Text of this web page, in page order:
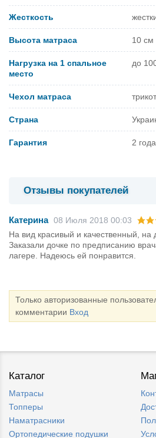
Жесткость
Высота матраса 10 см
Нагрузка на 1 спальное
место
до
Чехол матраса
Страна
Гарантия 2 года
Отзывы покупателей
Катерина 08 Июля 2018 00:03
На вид красивый и качественный, на
Заказали дочке по предписанию
лагере. Надеюсь ей понравится.
Только авторизованные
комментарии Вход
Каталог
Матрасы
Топперы
Наматрасники
Ортопедические подушки